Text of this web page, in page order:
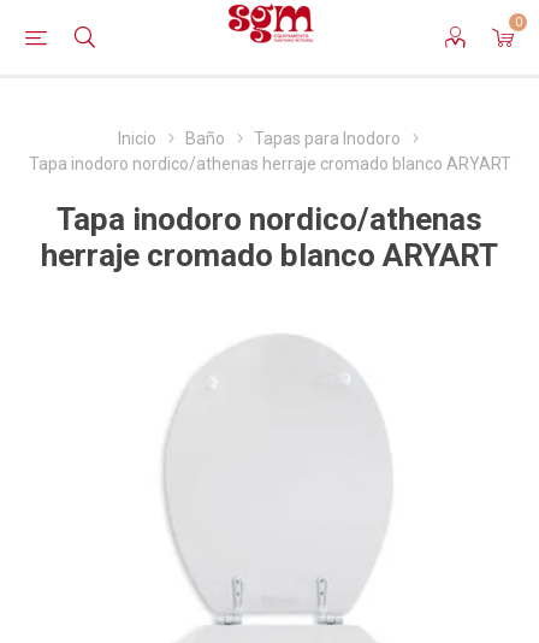
0
Inicio Baño
Tapas para Inodoro
Tapa inodoro nordico/athenas herraje cromado blanco ARYART
Tapa inodoro nordico/athenas
herraje cromado blanco ARYART